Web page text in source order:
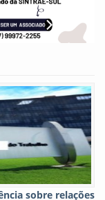
sobre relações